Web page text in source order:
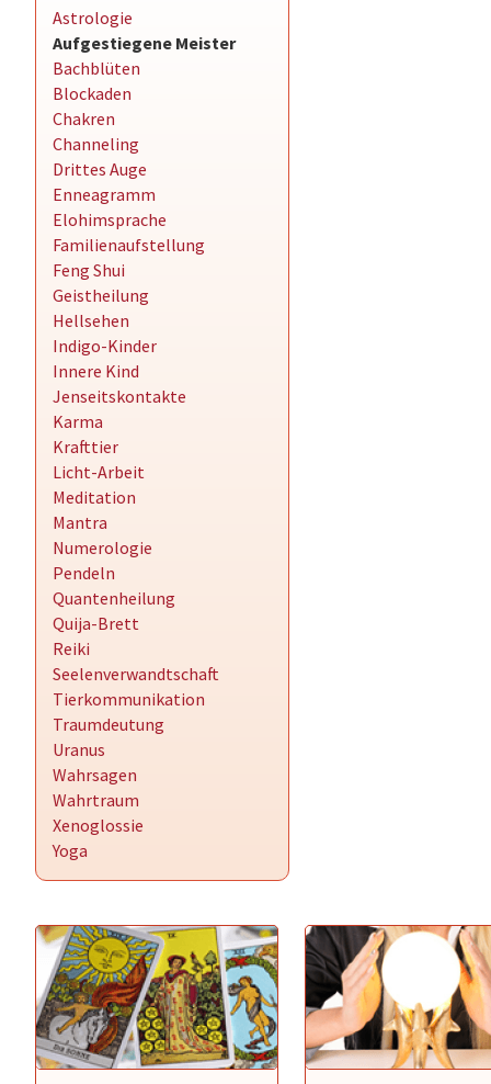
Astrologie
Aufgestiegene Meister
Bachblüten
Blockaden
Chakren
Channeling
Drittes Auge
Enneagramm
Elohimsprache
Familienaufstellung
Feng Shui
Geistheilung
Hellsehen
Indigo-Kinder
Innere Kind
Jenseitskontakte
Karma
Krafttier
Licht-Arbeit
Meditation
Mantra
Numerologie
Pendeln
Quantenheilung
Quija-Brett
Reiki
Seelenverwandtschaft
Tierkommunikation
Traumdeutung
Uranus
Wahrsagen
Wahrtraum
Xenoglossie
Yoga